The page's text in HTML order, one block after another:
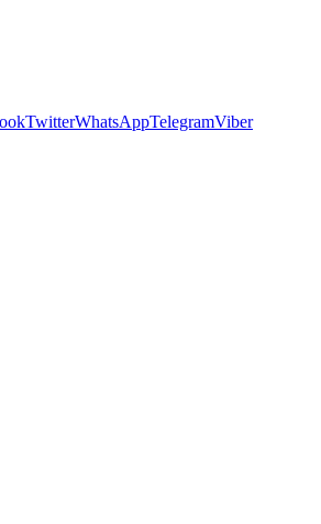
TwitterWhatsAppTelegramViber